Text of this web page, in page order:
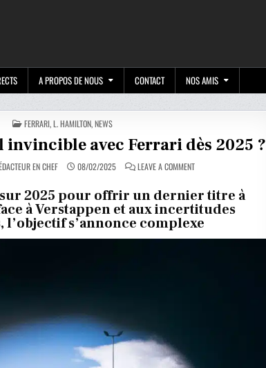
A PROPOS DE NOUS CONTACT NOS AMIS
POSTED
IN
FERRARI,L. HAMILTON,NEWS
avec Ferrari dès 2025 ?
EN CHEF 08/02/2025 LEAVE A COMMENTON
T-
IL
INVINCIBLE
AVEC
FERRARI
2025
2025 pour offrir un dernier titre à
à Verstappen et aux incertitudes
l’objectif s’annonce complexe